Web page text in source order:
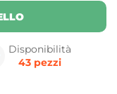
Disponibilità
43 pezzi